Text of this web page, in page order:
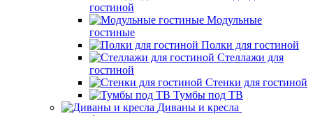
гостиной
Модульные
гостиные
Полки для гостиной
Стеллажи для
гостиной
Стенки для гостиной
Тумбы под ТВ
Диваны и кресла